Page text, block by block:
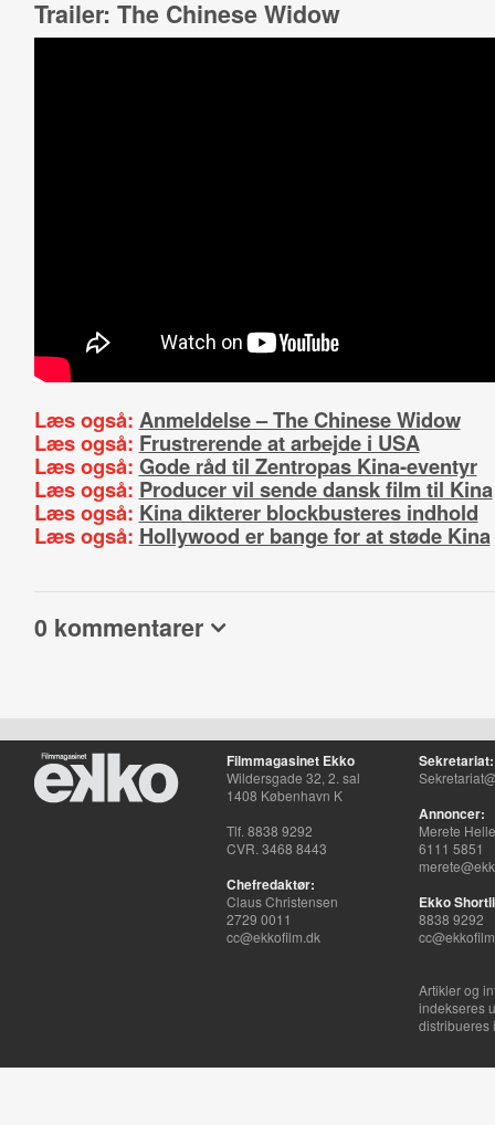
Trailer: The Chinese Widow
Læs også: Anmeldelse – The Chinese Widow
Læs også: Frustrerende at arbejde i USA
Læs også: Gode råd til Zentropas Kina-eventyr
Læs også: Producer vil sende dansk film til Kina
Læs også: Kina dikterer blockbusteres indhold
Læs også: Hollywood er bange for at støde Kina
0 kommentarer
Filmmagasinet Ekko
Wildersgade 32, 2. sal
1408 København K
Tlf. 8838 9292
CVR. 3468 8443
Chefredaktør:
Claus Christensen
2729 0011
cc@ekkofilm.dk
Sekretariat:
Annoncer:
Merete
6111 5851
Ekko
8838 9292
Artikler og
indekseres
distribueres